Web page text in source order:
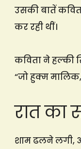
उसकी बातें
कर रही थीं।
कविता ने हल्की
“जो हुक्म मालिक,
रात का
शाम ढलने लगी,